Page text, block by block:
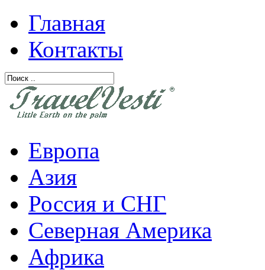
Главная
Контакты
Европа
Азия
Россия и СНГ
Северная Америка
Африка